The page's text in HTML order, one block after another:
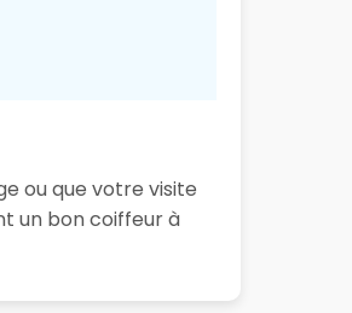
ou que votre visite
un bon coiffeur à